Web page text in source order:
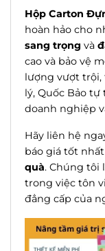
Hộp Carton
hoàn hảo cho
sang trọng và
cao và bảo vệ
lượng vượt trội,
lý, Quốc Bảo
doanh nghiệp
Hãy liên hệ
báo giá tốt
quà. Chúng tôi
trong việc tôn
đẳng cấp của